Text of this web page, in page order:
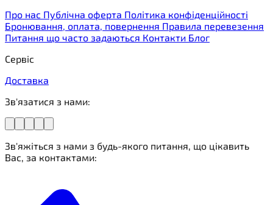
Про нас Публічна оферта Політика конфіденційності
Бронювання, оплата, повернення Правила перевезення
Питання що часто задаються Контакти Блог
Сервіс
Доставка
Зв'язатися з нами:
Зв'яжіться з нами з будь-якого питання, що цікавить
Вас, за контактами: